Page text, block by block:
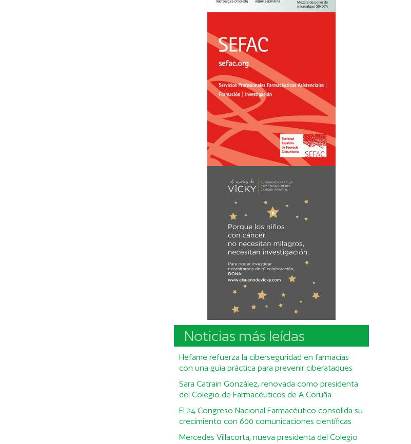
Noticias más leídas
Hefame refuerza la ciberseguridad en farmacias
con una guía práctica para prevenir ciberataques
Sara Catrain González, renovada como presidenta
del Colegio de Farmacéuticos de A Coruña
El 24 Congreso Nacional Farmacéutico consolida su
crecimiento con 600 comunicaciones científicas
Mercedes Villacorta, nueva presidenta del Colegio